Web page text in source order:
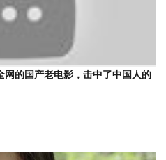
网的国产老电影，击中了中国人的